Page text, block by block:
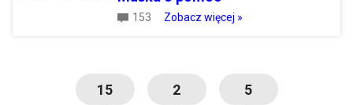
153 Zobacz więcej »
15 2 5